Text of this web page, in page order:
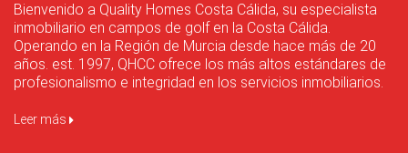
Bienvenido a Quality Homes Costa Cálida, su especialista
inmobiliario en campos de golf en la Costa Cálida.
Operando en la Región de Murcia desde hace más de 20
años. est. 1997, QHCC ofrece los más altos estándares de
profesionalismo e integridad en los servicios inmobiliarios.
Leer más